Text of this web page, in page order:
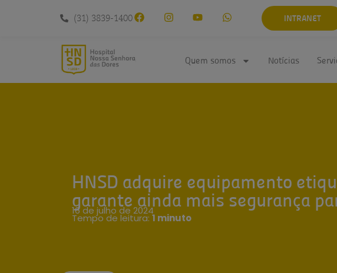
(31) 3839-1400 INTRANET
Quem somos Notícias
HNSD adquire equipamento
garante ainda mais segurança
16 de julho de 2024
Tempo de leitura: 1 minuto